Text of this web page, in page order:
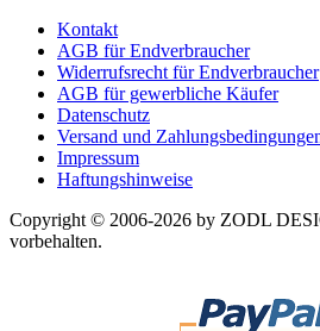
Kontakt
AGB für Endverbraucher
Widerrufsrecht für Endverbraucher
AGB für gewerbliche Käufer
Datenschutz
Versand und
Impressum
Haftungshinweise
Copyright © 2006-2026 by ZODL
vorbehalten.